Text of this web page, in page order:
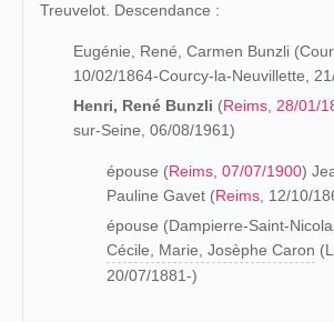
Treuvelot. Descendance :
Eugénie, René, Carmen Bunzli
10/02/1864-Courcy-la-Neuvillette,
Henri, René Bunzli (Reims 28/01/
sur-Seine, 06/08/1961)
épouse (Reims 07/07/1900)
Pauline Gavet (Reims , 12/10/
épouse (Dampierre-Saint-
Cécile, Marie, Josèphe Caron
20/07/1881-)